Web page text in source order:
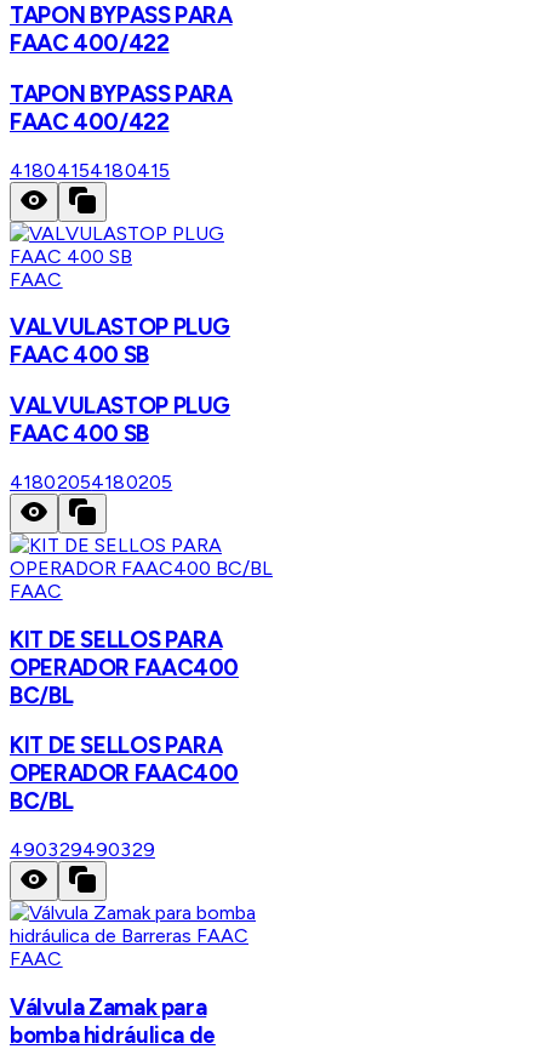
TAPON BYPASS PARA
FAAC 400/422
TAPON BYPASS PARA
FAAC 400/422
41804154180415
FAAC
VALVULASTOP PLUG
FAAC 400 SB
VALVULASTOP PLUG
FAAC 400 SB
41802054180205
FAAC
KIT DE SELLOS PARA
OPERADOR FAAC400
BC/BL
KIT DE SELLOS PARA
OPERADOR FAAC400
BC/BL
490329490329
FAAC
Válvula Zamak para
bomba hidráulica de